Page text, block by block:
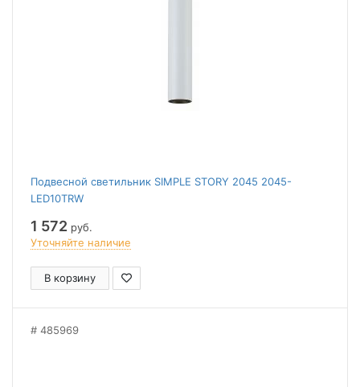
Подвесной светильник SIMPLE STORY 2045 2045-
LED10TRW
1 572 руб.
Уточняйте наличие
В корзину
485969